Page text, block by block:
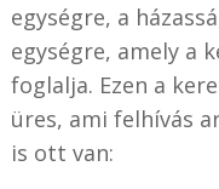
egységre, a
egységre, amely a
foglalja. Ezen a
üres, ami felhívás
is ott van: